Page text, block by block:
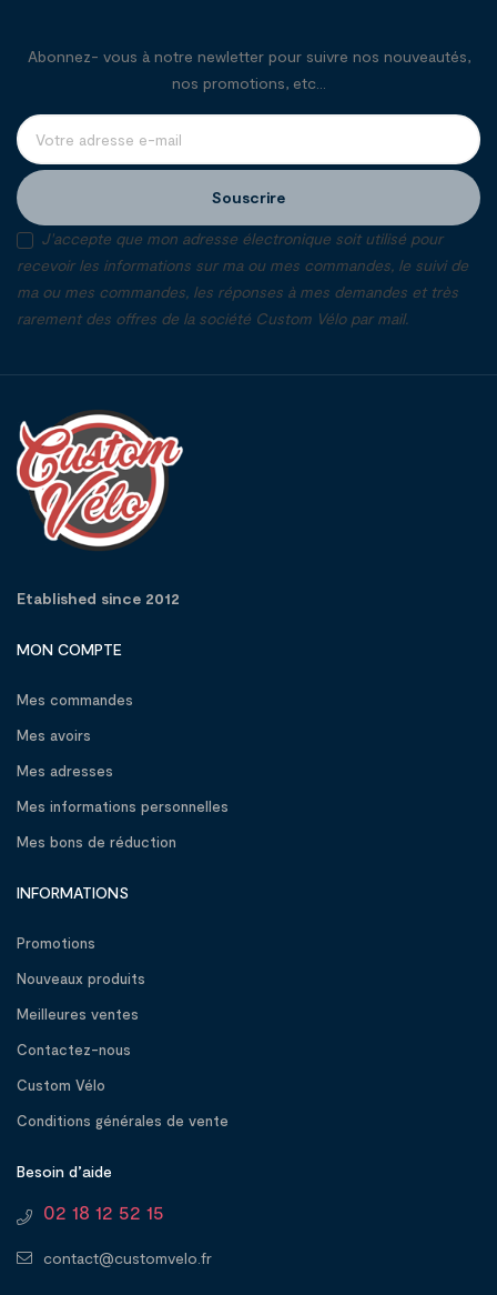
Abonnez- vous à notre newletter pour suivre nos nouveautés,
nos promotions, etc...
Souscrire
J'accepte que mon adresse électronique soit utilisé pour
recevoir les informations sur ma ou mes commandes, le suivi de
ma ou mes commandes, les réponses à mes demandes et très
rarement des offres de la société Custom Vélo par mail.
Etablished since 2012
MON COMPTE
Mes commandes
Mes avoirs
Mes adresses
Mes informations personnelles
Mes bons de réduction
INFORMATIONS
Promotions
Nouveaux produits
Meilleures ventes
Contactez-nous
Custom Vélo
Conditions générales de vente
Besoin d’aide
02 18 12 52 15
contact@customvelo.fr